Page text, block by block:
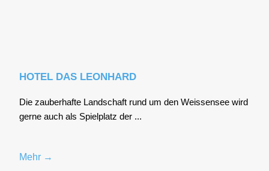
HOTEL DAS LEONHARD
Die zau­ber­haf­te Land­schaft rund um den Weis­sen­see wird
ger­ne auch als Spiel­platz der ...
Mehr →